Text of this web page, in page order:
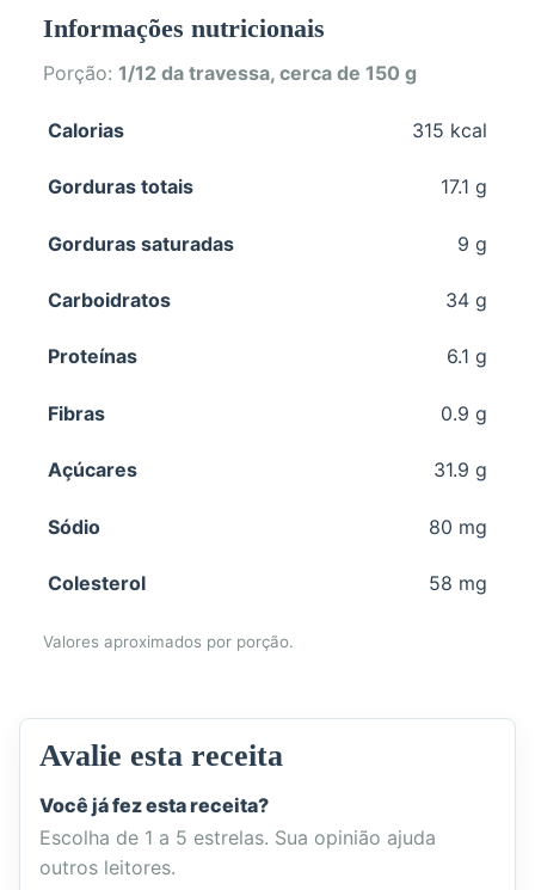
Informações nutricionais
Porção: 1/12 da travessa, cerca de 150 g
Calorias 315 kcal
Gorduras totais 17.1 g
Gorduras saturadas 9 g
Carboidratos 34 g
Proteínas 6.1 g
Fibras 0.9 g
Açúcares 31.9 g
Sódio 80 mg
Colesterol 58 mg
Valores aproximados por porção.
Avalie esta receita
Você já fez esta receita?
Escolha de 1 a 5 estrelas. Sua opinião ajuda
outros leitores.